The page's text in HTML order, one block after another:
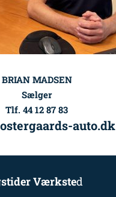
BRIAN MADSEN
Sælger
Tlf. 44 12 87 83
auto.dk
Værksted